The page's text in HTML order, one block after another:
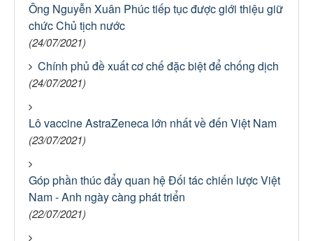
Ông Nguyễn Xuân Phúc tiếp tục được giới thiệu giữ
chức Chủ tịch nước
(24/07/2021)
Chính phủ đề xuất cơ chế đặc biệt để chống dịch
(24/07/2021)
Lô vaccine AstraZeneca lớn nhất về đến Việt Nam
(23/07/2021)
Góp phần thúc đẩy quan hệ Đối tác chiến lược Việt
Nam - Anh ngày càng phát triển
(22/07/2021)